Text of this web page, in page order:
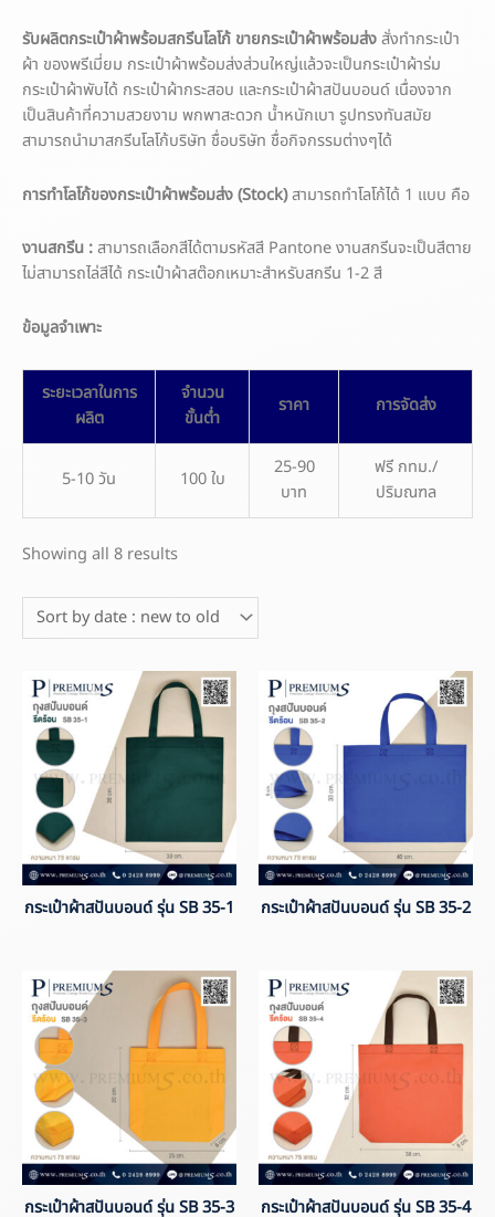
รับผลิตกระเป๋าผ้าพร้อมสกรีนโลโก้ ขายกระเป๋าผ้าพร้อมส่งสั่งทำกระเป๋า
ผ้า ของพรีเมี่ยม กระเป๋าผ้าพร้อมส่งส่วนใหญ่แล้วจะเป็นกระเป๋าผ้าร่ม
กระเป๋าผ้าพับได้ กระเป๋าผ้ากระสอบ และกระเป๋าผ้าสปันบอนด์ เนื่องจาก
เป็นสินค้าที่ความสวยงาม พกพาสะดวก น้ำหนักเบา รูปทรงทันสมัย
สามารถนำมาสกรีนโลโก้บริษัท ชื่อบริษัท ชื่อกิจกรรมต่างๆได้
การทำโลโก้ของกระเป๋าผ้าพร้อมส่ง (Stock)สามารถทำโลโก้ได้ 1 แบบ คือ
งานสกรีน :สามารถเลือกสีได้ตามรหัสสี Pantone งานสกรีนจะเป็นสีตาย
ไม่สามารถไล่สีได้ กระเป๋าผ้าสต๊อกเหมาะสำหรับสกรีน 1-2 สี
ข้อมูลจำเพาะ
ระยะเวลาในการ
ผลิต
จำนวน
ขั้นต่ำ
ราคา การจัดส่ง
5-10 วัน 100 ใบ
25-90
บาท
ฟรี กทม./
ปริมณฑล
Showing all 8 results
กระเป๋าผ้าสปันบอนด์ รุ่น SB 35-1 กระเป๋าผ้าสปันบอนด์ รุ่น SB 35-2
กระเป๋าผ้าสปันบอนด์ รุ่น SB 35-3 กระเป๋าผ้าสปันบอนด์ รุ่น SB 35-4